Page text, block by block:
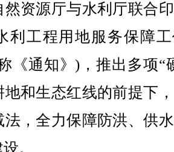
然资源厅与水利厅联合
利工程用地服务保障
《通知》)，推出多项“
地和生态红线的前提下
法，全力保障防洪、供
。